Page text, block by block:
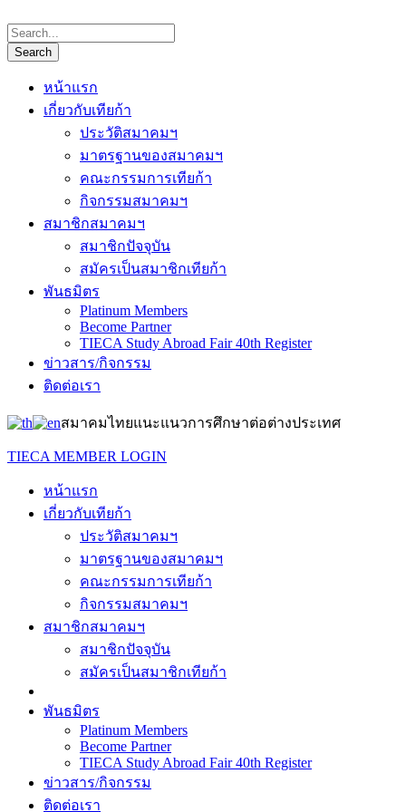
หน้าแรก
เกี่ยวกับเทียก้า
ประวัติสมาคมฯ
มาตรฐานของสมาคมฯ
คณะกรรมการเทียก้า
กิจกรรมสมาคมฯ
สมาชิกสมาคมฯ
สมาชิกปัจจุบัน
สมัครเป็นสมาชิกเทียก้า
พันธมิตร
Platinum Members
Become Partner
TIECA Study Abroad Fair 40th Register
ข่าวสาร/กิจกรรม
ติดต่อเรา
สมาคมไทยแนะแนวการศึกษาต่อต่างประเทศ
TIECA MEMBER LOGIN
หน้าแรก
เกี่ยวกับเทียก้า
ประวัติสมาคมฯ
มาตรฐานของสมาคมฯ
คณะกรรมการเทียก้า
กิจกรรมสมาคมฯ
สมาชิกสมาคมฯ
สมาชิกปัจจุบัน
สมัครเป็นสมาชิกเทียก้า
พันธมิตร
Platinum Members
Become Partner
TIECA Study Abroad Fair 40th Register
ข่าวสาร/กิจกรรม
ติดต่อเรา